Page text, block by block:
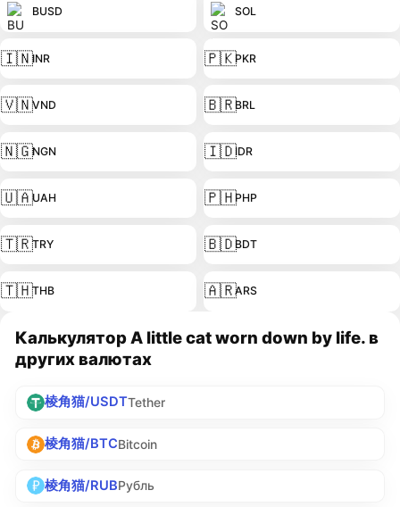
BUSD SOL
🇮🇳INR 🇵🇰PKR
🇻🇳VND 🇧🇷BRL
🇳🇬NGN 🇮🇩IDR
🇺🇦UAH 🇵🇭PHP
🇹🇷TRY 🇧🇩BDT
🇹🇭THB 🇦🇷ARS
Калькулятор A little cat worn down by life. в
других валютах
棱角猫/USDTTether
棱角猫/BTCBitcoin
棱角猫/RUBРубль